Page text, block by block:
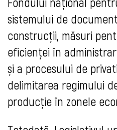
sistemului de
construcții, măsuri
eficienței în
și a procesului de
delimitarea regimului
producție în zonele